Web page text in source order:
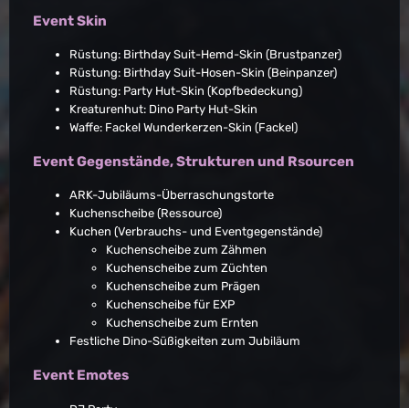
Event Skin
Rüstung: Birthday Suit-Hemd-Skin (Brustpanzer)
Rüstung: Birthday Suit-Hosen-Skin (Beinpanzer)
Rüstung: Party Hut-Skin (Kopfbedeckung)
Kreaturenhut: Dino Party Hut-Skin
Waffe: Fackel Wunderkerzen-Skin (Fackel)
Event Gegenstände, Strukturen und Rsourcen
ARK-Jubiläums-Überraschungstorte
Kuchenscheibe (Ressource)
Kuchen (Verbrauchs- und Eventgegenstände)
Kuchenscheibe zum Zähmen
Kuchenscheibe zum Züchten
Kuchenscheibe zum Prägen
Kuchenscheibe für EXP
Kuchenscheibe zum Ernten
Festliche Dino-Süßigkeiten zum Jubiläum
Event Emotes